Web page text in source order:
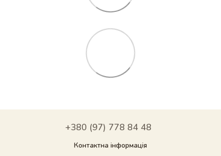
+380 (97) 778 84 48
Контактна інформація